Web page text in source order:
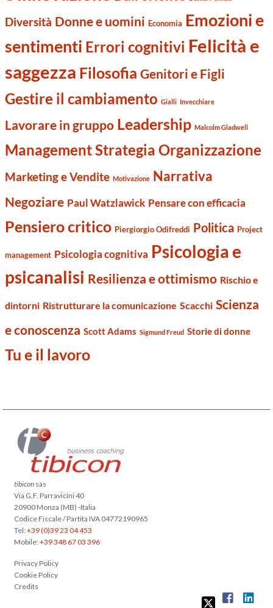
Diversità Donne e uomini Economia Emozioni e
sentimenti Errori cognitivi Felicità e
saggezza Filosofia Genitori e Figli
Gestire il cambiamento Gialli Invecchiare
Lavorare in gruppo Leadership Malcolm Gladwell
Management Strategia Organizzazione
Marketing e Vendite Motivazione Narrativa
Negoziare Paul Watzlawick Pensare con efficacia
Pensiero critico Piergiorgio Odifreddi Politica Project
management Psicologia cognitiva Psicologia e
psicanalisi Resilienza e ottimismo Rischio e
dintorni Ristrutturare la comunicazione Scacchi Scienza
e conoscenza Scott Adams Sigmund Freud Storie di donne
Tu e il lavoro
tibicon sas
Via G.F. Parravicini 40
20900 Monza (MB) -Italia
Codice Fiscale / Partita IVA 04772190965
Tel:+39 (0)39 23 04 453
Mobile:+39 348 67 03 396
Privacy Policy
Cookie Policy
Credits